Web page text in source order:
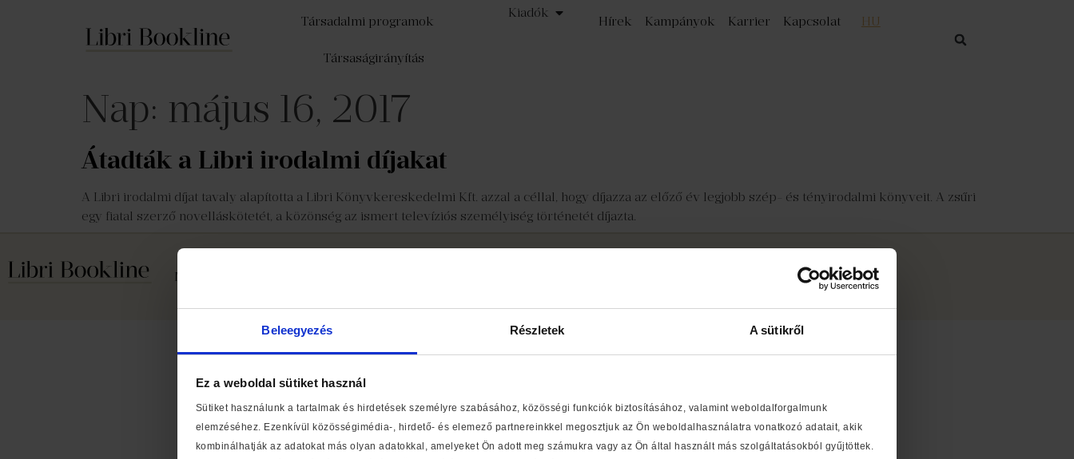
Beleegyezés Részletek A sütikről
Ez a weboldal sütiket használ
Sütiket használunk a tartalmak és hirdetések személyre szabásához, közösségi funkciók biztosításához, valamint weboldalforgalmunk
elemzéséhez. Ezenkívül közösségimédia-, hirdető- és elemező partnereinkkel megosztjuk az Ön weboldalhasználatra vonatkozó adatait, akik
kombinálhatják az adatokat más olyan adatokkal, amelyeket Ön adott meg számukra vagy az Ön által használt más szolgáltatásokból gyűjtöttek.
Társadalmi programok
Társaságirányítás
Kiadók
Hírek Kampányok Karrier Kapcsolat HU
Nap: május 16, 2017
Átadták a Libri irodalmi díjakat
A Libri irodalmi díjat tavaly alapította a Libri Könyvkereskedelmi Kft. azzal a céllal, hogy díjazza az előző év legjobb szép- és tényirodalmi könyveit. A zsűri
egy fiatal szerző novelláskötetét, a közönség az ismert televíziós személyiség történetét díjazta.
Médiaajánlat Libri Bookline Zrt.